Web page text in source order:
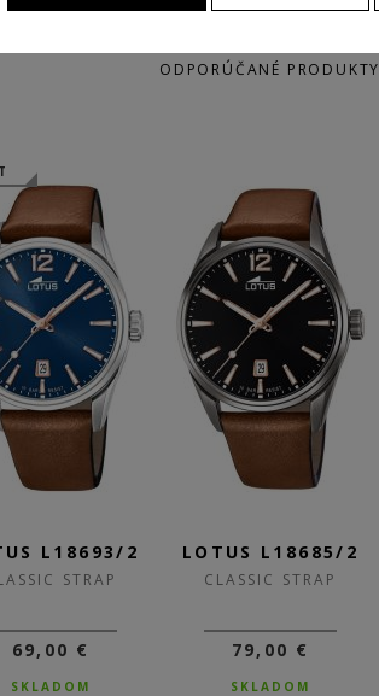
ODPORÚČANÉ PRODUKTY
L18693/2
STRAP
69,00 €
SKLADOM
LOTUS L18685/2
CLASSIC STRAP
79,00 €
SKLADOM